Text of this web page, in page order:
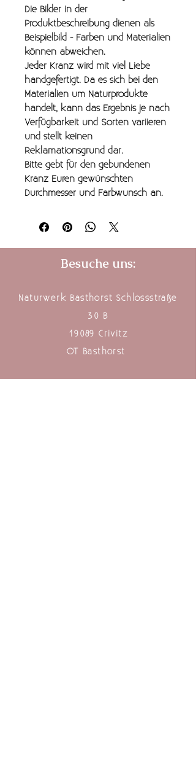
Die Bilder in der
Produktbeschreibung dienen als
Beispielbild - Farben und Materialien
können abweichen.
Jeder Kranz wird mit viel Liebe
handgefertigt. Da es sich bei den
Materialien um Naturprodukte
handelt, kann das Ergebnis je nach
Verfügbarkeit und Sorten variieren
und stellt keinen
Reklamationsgrund dar.
Bitte gebt für den gebundenen
Kranz Euren gewünschten
Durchmesser und Farbwunsch an.
Besuche uns:
Naturwerk Basthorst Schlossstraße
30 B
19089 Crivitz
OT Basthorst